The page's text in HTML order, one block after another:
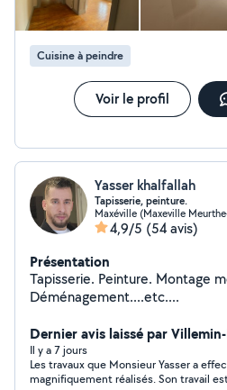
Cuisine à peindre
Voir le profil
Yasser khalfallah
Tapisserie, peinture.
Maxéville (Maxeville
4,9/5 (54 avis)
Présentation
Tapisserie. Peinture. Montage
Déménagement....etc....
Dernier avis laissé par
Il y a 7 jours
Les travaux que Monsieur Yasser a
magnifiquement réalisés. Son travail